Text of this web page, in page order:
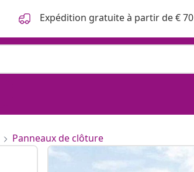
Expédition gratuite à partir de € 70
Panneaux de clôture